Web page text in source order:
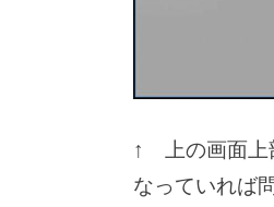
↑ 上の画面上
なっていれば